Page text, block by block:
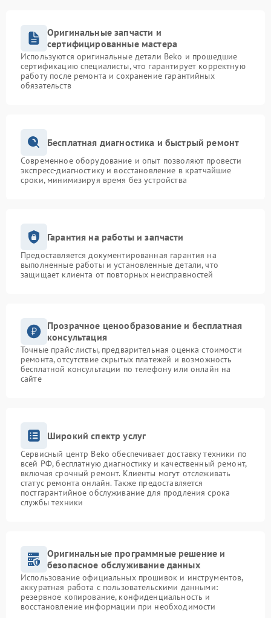
Оригинальные запчасти и
сертифицированные мастера
Используются оригинальные детали Beko и прошедшие
сертификацию специалисты, что гарантирует корректную
работу после ремонта и сохранение гарантийных
обязательств
Бесплатная диагностика и быстрый ремонт
Современное оборудование и опыт позволяют провести
экспресс-диагностику и восстановление в кратчайшие
сроки, минимизируя время без устройства
Гарантия на работы и запчасти
Предоставляется документированная гарантия на
выполненные работы и установленные детали, что
защищает клиента от повторных неисправностей
Прозрачное ценообразование и бесплатная
консультация
Точные прайс-листы, предварительная оценка стоимости
ремонта, отсутствие скрытых платежей и возможность
бесплатной консультации по телефону или онлайн на
сайте
Широкий спектр услуг
Сервисный центр Beko обеспечивает доставку техники по
всей РФ, бесплатную диагностику и качественный ремонт,
включая срочный ремонт. Клиенты могут отслеживать
статус ремонта онлайн. Также предоставляется
постгарантийное обслуживание для продления срока
службы техники
Оригинальные программные решение и
безопасное обслуживание данных
Использование официальных прошивок и инструментов,
аккуратная работа с пользовательскими данными:
резервное копирование, конфиденциальность и
восстановление информации при необходимости